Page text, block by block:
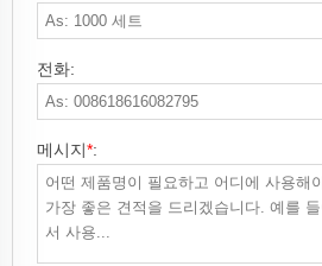
전화:
메시지*: